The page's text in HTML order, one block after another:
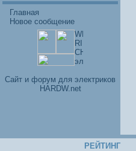
Главная
Новое сообщение
Cайт и форум для электриков
HARDW.net
РЕЙТИНГ